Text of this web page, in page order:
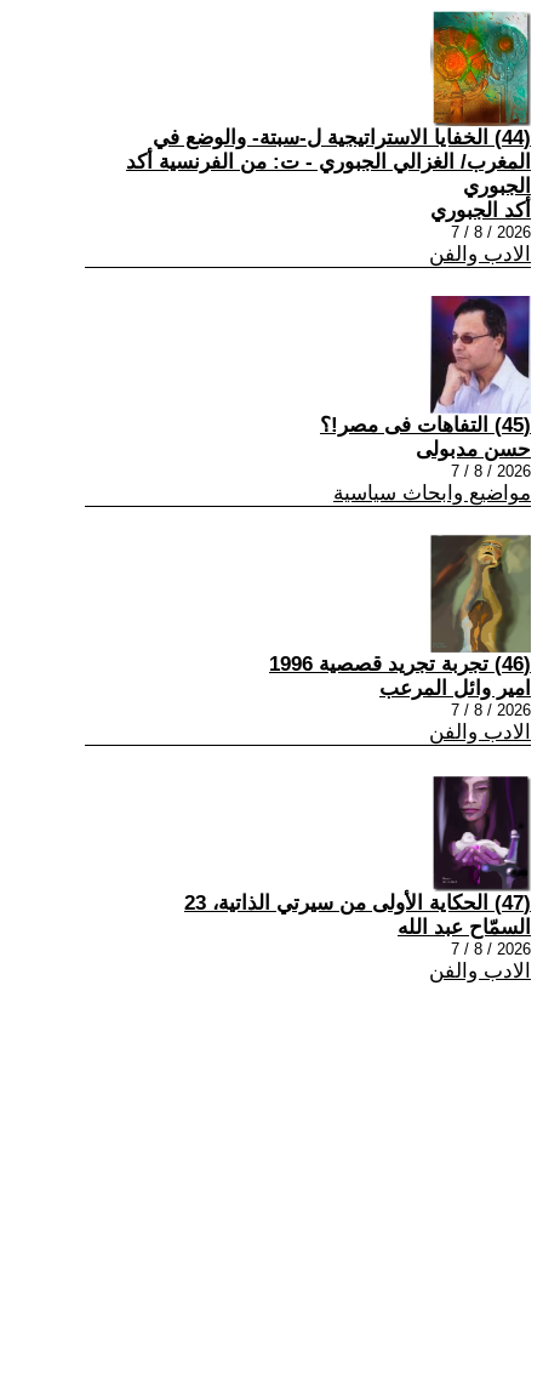
(44) الخفايا الاستراتيجية ل-سبتة- والوضع في
المغرب/ الغزالي الجبوري - ت: من الفرنسية أكد
الجبوري
أكد الجبوري
2026 / 8 / 7
الادب والفن
(45) التفاهات فى مصر!؟
حسن مدبولى
2026 / 8 / 7
مواضيع وابحاث سياسية
(46) تجربة تجريد قصصية 1996
امير وائل المرعب
2026 / 8 / 7
الادب والفن
(47) الحكاية الأولى من سيرتي الذاتية، 23
السمّاح عبد الله
2026 / 8 / 7
الادب والفن